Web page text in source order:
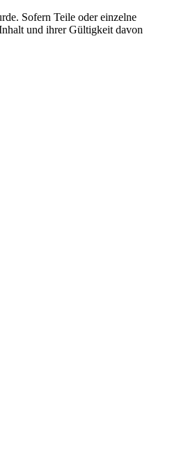
Sofern Teile oder einzelne
und ihrer Gültigkeit davon